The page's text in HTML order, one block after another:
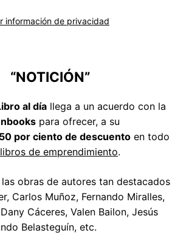
información de privacidad
“NOTICIÓN”
al día llega a un acuerdo con la
para ofrecer, a su
50 por ciento de descuento en todo
de emprendimiento.
obras de autores tan destacados
Carlos Muñoz, Fernando Miralles,
Cáceres, Valen Bailon, Jesús
Belasteguín, etc.